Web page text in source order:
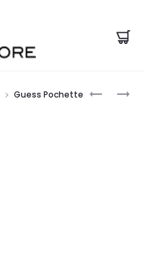
GUESS
GUESS
Guess Pochette